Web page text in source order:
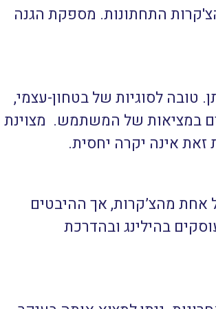
התחתונות. מספקת הגנה
טובה לסוגיות של בטחון-עצמי,
במציאות של המשתמש. מצוינת
זאת אינה יקרה יחסית.
מהצ’קרות, אך ההיבטים
בהילינג ובהדרכת